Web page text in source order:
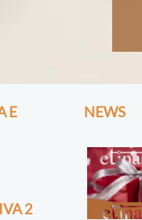
E
2
NEWS